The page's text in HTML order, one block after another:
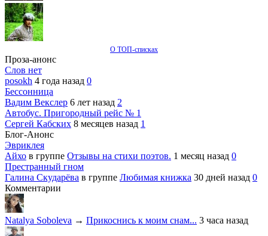
О ТОП-списках
Проза-анонс
Слов нет
posokh 4 года назад 0
Бессонница
Вадим Векслер 6 лет назад 2
Автобус. Пригородный рейс № 1
Сергей Кабских 8 месяцев назад 1
Блог-Анонс
Эвриклея
Айхо в группе Отзывы на стихи поэтов. 1 месяц назад 0
Престранный гном
Галина Скударёва в группе Любимая книжка 30 дней назад 0
Комментарии
Natalya Soboleva → Прикоснись к моим снам... 3 часа назад